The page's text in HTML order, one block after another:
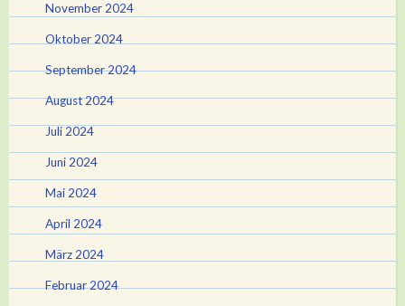
November 2024
Oktober 2024
September 2024
August 2024
Juli 2024
Juni 2024
Mai 2024
April 2024
März 2024
Februar 2024